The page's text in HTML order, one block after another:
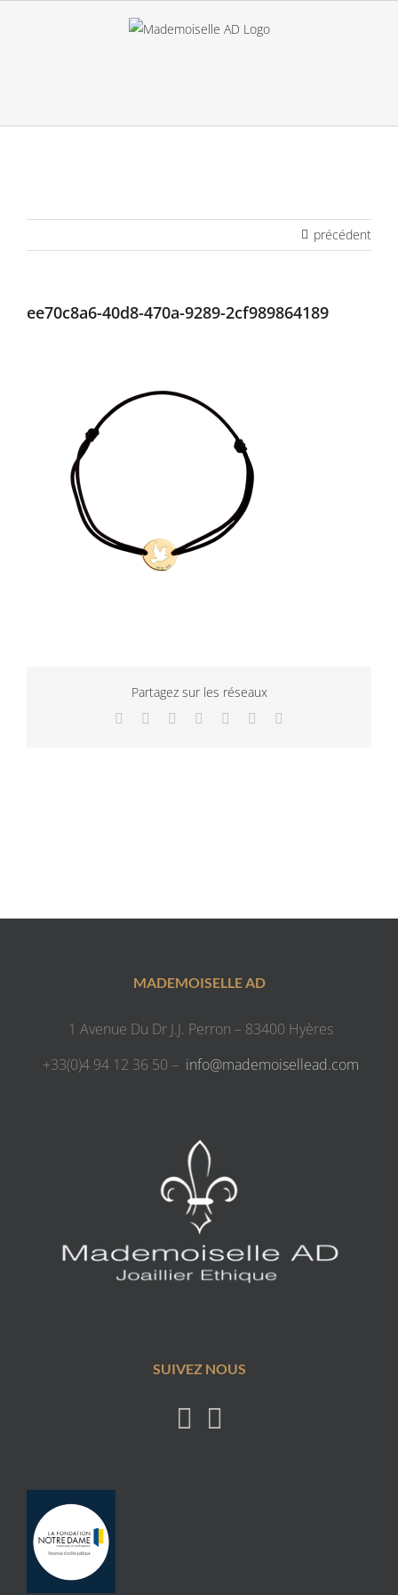
précédent
ee70c8a6-40d8-470a-9289-2cf989864189
Partagez sur les réseaux
Facebook
TwitterLinkedInWhatsApp
TumblrPinterest
MADEMOISELLE AD
1 Avenue Du Dr J.J. Perron – 83400 Hyères
+33(0)4 94 12 36 50 – info@mademoisellead.com
SUIVEZ NOUS